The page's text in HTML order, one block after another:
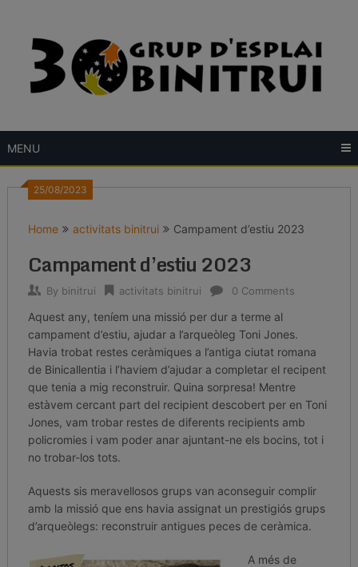
content
MENU
25/08/2023
Home activitats binitrui Campament d’estiu 2023
Campament d’estiu 2023
By binitrui activitats binitrui 0 Comments
Aquest any, teníem una missió per dur a terme al
campament d’estiu, ajudar a l’arqueòleg Toni Jones.
Havia trobat restes ceràmiques a l’antiga ciutat romana
de Binicallentia i l’haviem d’ajudar a completar el recipent
que tenia a mig reconstruir. Quina sorpresa! Mentre
estàvem cercant part del recipient descobert per en Toni
Jones, vam trobar restes de diferents recipients amb
policromies i vam poder anar ajuntant-ne els bocins, tot i
no trobar-los tots.
Aquests sis meravellosos grups van aconseguir complir
amb la missió que ens havia assignat un prestigiós grups
d’arqueòlegs: reconstruir antigues peces de ceràmica.
A més de